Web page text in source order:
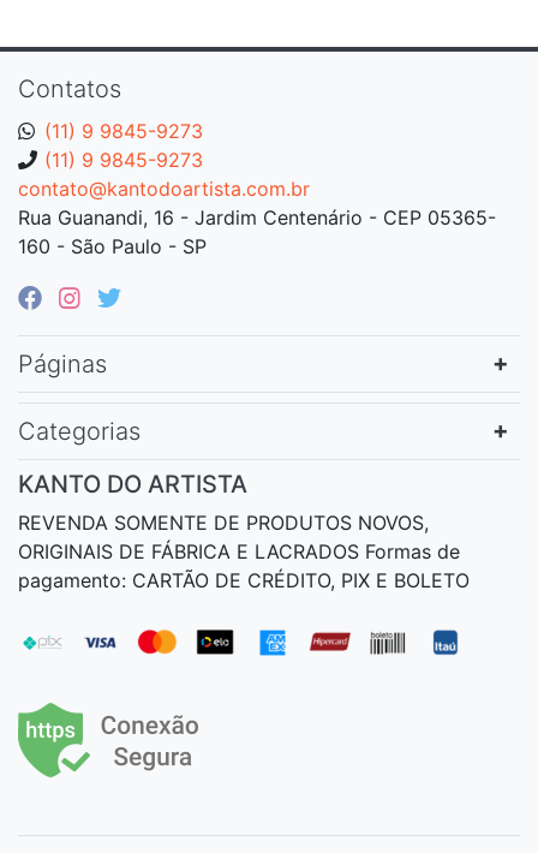
Contatos
(11) 9 9845-9273
(11) 9 9845-9273
contato@kantodoartista.com.br
Rua Guanandi, 16 - Jardim Centenário - CEP 05365-
160 - São Paulo - SP
Páginas
Categorias
KANTO DO ARTISTA
REVENDA SOMENTE DE PRODUTOS NOVOS,
ORIGINAIS DE FÁBRICA E LACRADOS Formas de
pagamento: CARTÃO DE CRÉDITO, PIX E BOLETO